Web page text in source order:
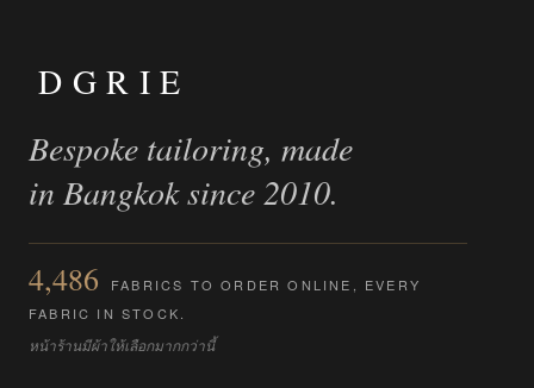
DGRIE
Bespoke tailoring, made
in Bangkok since 2010.
4,486
FABRICS TO ORDER ONLINE, EVERY
FABRIC IN STOCK.
หน้าร้านมีผ้าให้เลือกมากกว่านี้